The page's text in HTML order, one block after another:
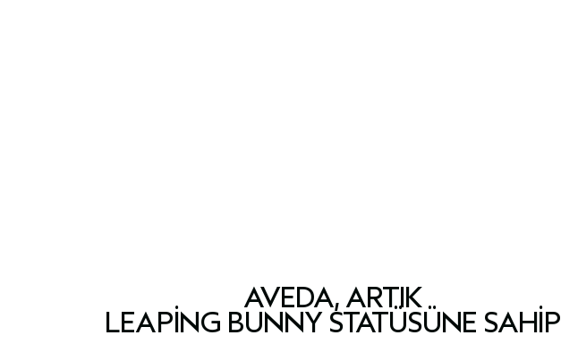
AVEDA, ARTIK
LEAPING BUNNY STATÜSÜNE SAHIP